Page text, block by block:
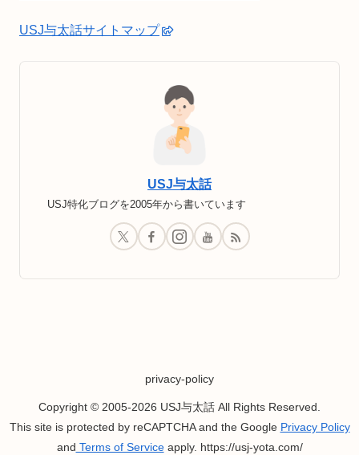
USJ与太話サイトマップ
USJ与太話
USJ特化ブログを2005年から書いています
privacy-policy
Copyright © 2005-2026 USJ与太話 All Rights Reserved.
This site is protected by reCAPTCHA and the Google Privacy Policy
and Terms of Serviceapply. https://usj-yota.com/